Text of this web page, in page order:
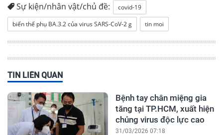
Sự kiện/nhân vật/chủ đề:
covid-19
biến thể phụ BA.3.2 của virus SARS-CoV-2 g
tin moi
TIN LIÊN QUAN
Bệnh tay chân miệng gia
tăng tại TP.HCM, xuất hiện
chủng virus độc lực cao
31/03/2026 07:18